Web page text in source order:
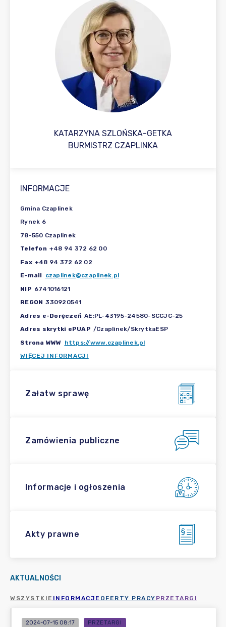
KATARZYNA SZLOŃSKA-GETKA
BURMISTRZ CZAPLINKA
INFORMACJE
Gmina Czaplinek
Rynek 6
78-550 Czaplinek
Telefon +48 94 372 62 00
Fax +48 94 372 62 02
E-mail
czaplinek@czaplinek.pl
NIP 6741016121
REGON 330920541
Adres e-Doręczeń AE:PL-43195-24580-SCCJC-25
Adres skrytki ePUAP /Czaplinek/SkrytkaESP
Strona WWW https://www.czaplinek.pl
WIĘCEJ INFORMACJI
Załatw sprawę
Zamówienia publiczne
Informacje i ogłoszenia
Akty prawne
AKTUALNOŚCI
WSZYSTKIE INFORMACJE OFERTY PRACY PRZETARGI
2024-07-15 08:17 PRZETARGI